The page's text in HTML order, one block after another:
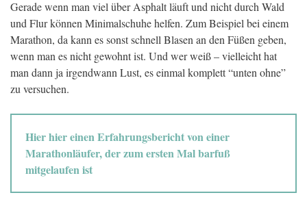
Gerade wenn man viel über Asphalt läuft und nicht durch Wald
und Flur können Minimalschuhe helfen. Zum Beispiel bei einem
Marathon, da kann es sonst schnell Blasen an den Füßen geben,
wenn man es nicht gewohnt ist. Und wer weiß – vielleicht hat
man dann ja irgendwann Lust, es einmal komplett “unten ohne”
zu versuchen.
Hier hier einen Erfahrungsbericht von einer
Marathonläufer, der zum ersten Mal barfuß
mitgelaufen ist